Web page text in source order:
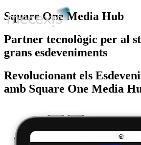
Square One Media Hub
Partner tecnològic per al
grans esdeveniments
Revolucionant els
amb Square One Media